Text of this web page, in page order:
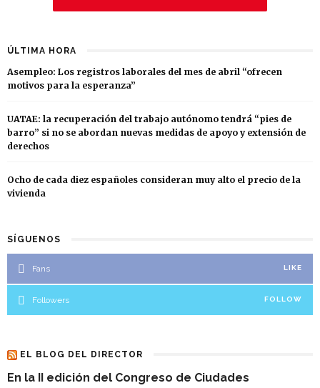
ÚLTIMA HORA
Asempleo: Los registros laborales del mes de abril “ofrecen
motivos para la esperanza”
UATAE: la recuperación del trabajo autónomo tendrá “pies de
barro” si no se abordan nuevas medidas de apoyo y extensión de
derechos
Ocho de cada diez españoles consideran muy alto el precio de la
vivienda
SÍGUENOS
Fans LIKE
Followers FOLLOW
EL BLOG DEL DIRECTOR
En la II edición del Congreso de Ciudades